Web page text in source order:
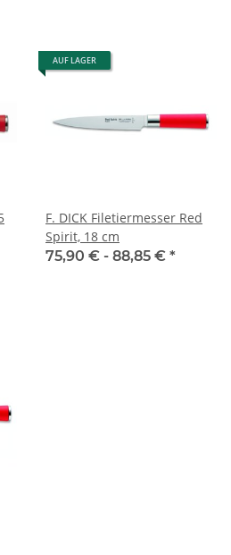
AUF LAGER
F. DICK Filetiermesser Red
Spirit, 18 cm
75,90 € - 88,85 € *